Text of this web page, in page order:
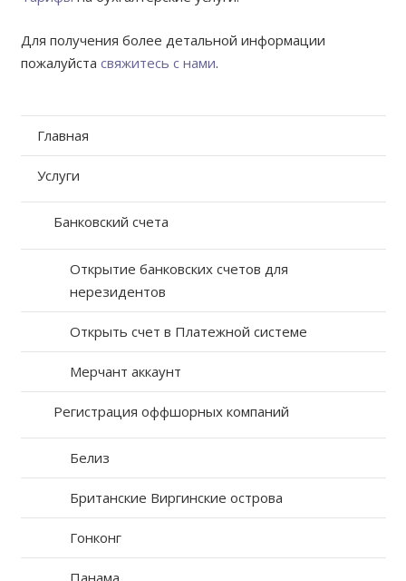
Для получения более детальной информации
пожалуйста свяжитесь с нами.
Главная
Услуги
Банковский счета
Открытие банковских счетов для
нерезидентов
Открыть счет в Платежной системе
Мерчант аккаунт
Регистрация оффшорных компаний
Белиз
Британские Виргинские острова
Гонконг
Панама